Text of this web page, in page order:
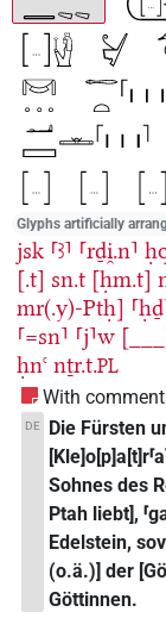
Glyphs artificially
jsk ⸢ꜣ⸣ ⸢rḏi̯.n⸣
[.t] sn.t [ḥm.t]
mr(.y)-Ptḥ]
⸢=sn⸣ ⸢j⸣w
ḥnꜥ nṯr.t.PL
With
DE
Die Fürsten
Sohnes des
Ptah liebt],
Edelstein,
(o.ä.)] der
Göttinnen.